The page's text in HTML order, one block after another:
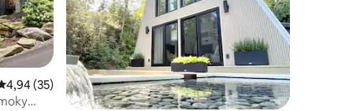
beoordeling van 4,94 uit 5, 35 recensies
4,94 (35)